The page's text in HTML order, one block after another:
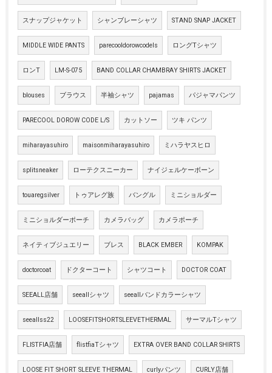
スナップジャケット シャンブレーシャツ STAND SNAP JACKET
MIDDLE WIDE PANTS parecooldorowcodels ロングTシャツ
ロンT LM-S-075 BAND COLLAR CHAMBRAY SHIRTS JACKET
blouses ブラウス 半袖シャツ pajamas パジャマパンツ
PARECOOL DOROW CODE L/S カットソー ツキ パンツ
miharayasuhiro maisonmiharayasuhiro ミハラヤスヒロ
splitsneaker ローテクスニーカー ナイジェルケーボーン
touaregsilver トゥアレグ族 バングル ミニショルダー
ミニショルダーポーチ カメラバッグ カメラポーチ
ネイティブジュエリー ブレス BLACK EMBER KOMPAK
doctorcoat ドクターコート シャツコート DOCTOR COAT
SEEALL店舗 seeallシャツ seeallバンドカラーシャツ
seeallss22 LOOSEFITSHORTSLEEVETHERMAL サーマルTシャツ
FLISTFIA店舗 flistfiaTシャツ EXTRA OVER BAND COLLAR SHIRTS
LOOSE FIT SHORT SLEEVE THERMAL curlyパンツ CURLY店舗